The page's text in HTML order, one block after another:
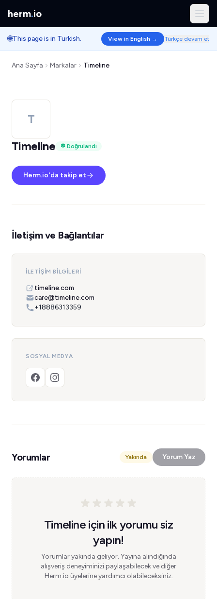
herm.io
🌐This page is in Turkish. View in English → Türkçe devam et
Ana Sayfa Markalar Timeline
T
Timeline
Doğrulandı
Herm.io'da takip et
İletişim ve Bağlantılar
İLETIŞIM BILGILERI
timeline.com
care@timeline.com
+18886313359
SOSYAL MEDYA
Yorumlar Yakında Yorum Yaz
Timeline için ilk yorumu siz
yapın!
Yorumlar yakında geliyor. Yayına alındığında
alışveriş deneyiminizi paylaşabilecek ve diğer
Herm.io üyelerine yardımcı olabileceksiniz.